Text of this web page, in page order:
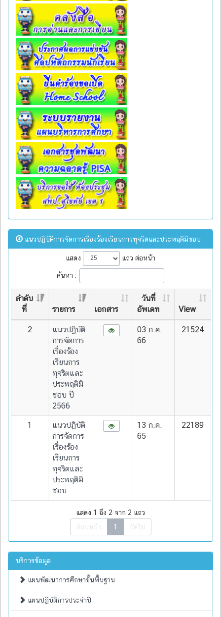
แนวปฏิบัติการจัดการเรื่องร้องเรียนการทุจริตและประพฤติมิชอบ
แสดง แถว ต่อหน้า
ค้นหา :
ลำดับ
ที่
รายการ เอกสาร
วันที่
อัพเดท
View
2
แนวปฏิบัติ
การจัดการ
เรื่องร้อง
เรียนการ
ทุจริตและ
ประพฤติมิ
ชอบ ปี
2566
03 ก.ค.
66
21524
1
แนวปฏิบัติ
การจัดการ
เรื่องร้อง
เรียนการ
ทุจริตและ
ประพฤติมิ
ชอบ
13 ก.ค.
65
22189
แสดง 1 ถึง 2 จาก 2 แถว
ก่อนหน้า
1 ถัดไป
บริการข้อมูล
แผนพัฒนาการศึกษาขั้นพื้นฐาน
แผนปฏิบัติการประจำปี